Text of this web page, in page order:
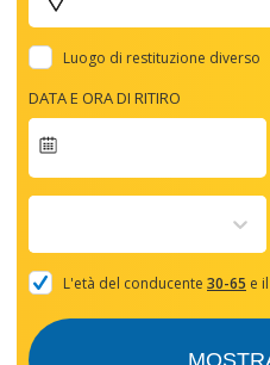
Luogo di restituzione diverso
DATA E ORA DI RITIRO
forward
with
the
and
L'età del conducente 30-65 e